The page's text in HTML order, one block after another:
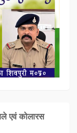
एवं कोलारस